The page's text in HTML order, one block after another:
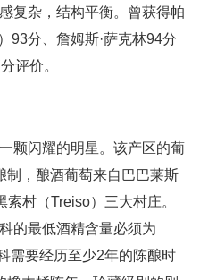
复杂，结构平衡。曾获得帕
93分、詹姆斯·萨克林94分
评价。
颗闪耀的明星。该产区的葡
制，酿酒葡萄来自巴巴莱斯
村（Treiso）三大村庄。
的最低酒精含量必须为
需要经历至少2年的陈酿时